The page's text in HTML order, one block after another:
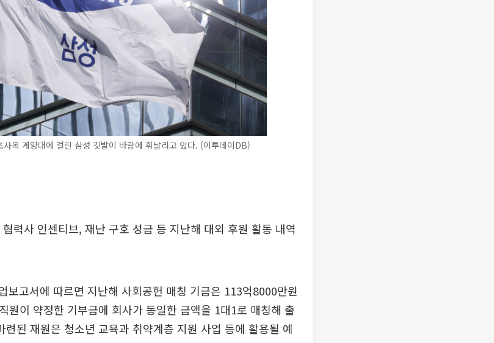
옥 게양대에 걸린 삼성 깃발이 바람에 휘날리고 있다. (이투데이DB)
력사 인센티브, 재난 구호 성금 등 지난해 대외 후원 활동 내역
보고서에 따르면 지난해 사회공헌 매칭 기금은 113억8000만원
원이 약정한 기부금에 회사가 동일한 금액을 1대1로 매칭해 출
련된 재원은 청소년 교육과 취약계층 지원 사업 등에 활용될 예